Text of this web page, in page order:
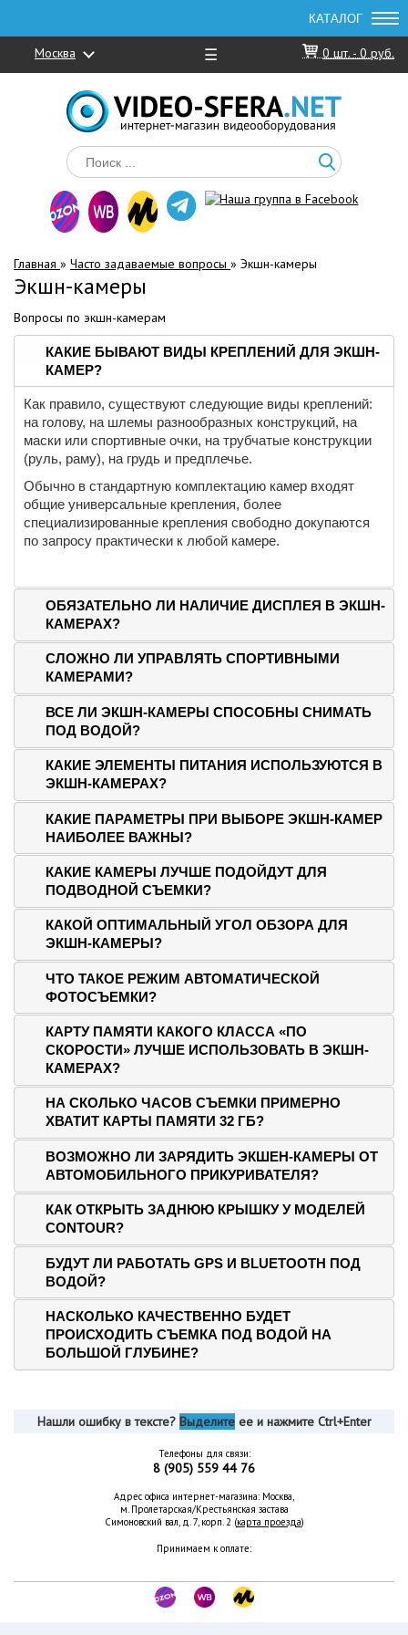
Москва ☰ 0 шт. - 0 руб.
Главная » Часто задаваемые вопросы » Экшн-камеры
Экшн-камеры
Вопросы по экшн-камерам
КАКИЕ БЫВАЮТ ВИДЫ КРЕПЛЕНИЙ ДЛЯ ЭКШН-
КАМЕР?
Как правило, существуют следующие виды креплений:
на голову, на шлемы разнообразных конструкций, на
маски или спортивные очки, на трубчатые конструкции
(руль, раму), на грудь и предплечье.
Обычно в стандартную комплектацию камер входят
общие универсальные крепления, более
специализированные крепления свободно докупаются
по запросу практически к любой камере.
ОБЯЗАТЕЛЬНО ЛИ НАЛИЧИЕ ДИСПЛЕЯ В ЭКШН-
КАМЕРАХ?
СЛОЖНО ЛИ УПРАВЛЯТЬ СПОРТИВНЫМИ
КАМЕРАМИ?
ВСЕ ЛИ ЭКШН-КАМЕРЫ СПОСОБНЫ СНИМАТЬ
ПОД ВОДОЙ?
КАКИЕ ЭЛЕМЕНТЫ ПИТАНИЯ ИСПОЛЬЗУЮТСЯ В
ЭКШН-КАМЕРАХ?
КАКИЕ ПАРАМЕТРЫ ПРИ ВЫБОРЕ ЭКШН-КАМЕР
НАИБОЛЕЕ ВАЖНЫ?
КАКИЕ КАМЕРЫ ЛУЧШЕ ПОДОЙДУТ ДЛЯ
ПОДВОДНОЙ СЪЕМКИ?
КАКОЙ ОПТИМАЛЬНЫЙ УГОЛ ОБЗОРА ДЛЯ
ЭКШН-КАМЕРЫ?
ЧТО ТАКОЕ РЕЖИМ АВТОМАТИЧЕСКОЙ
ФОТОСЪЕМКИ?
КАРТУ ПАМЯТИ КАКОГО КЛАССА «ПО
СКОРОСТИ» ЛУЧШЕ ИСПОЛЬЗОВАТЬ В ЭКШН-
КАМЕРАХ?
НА СКОЛЬКО ЧАСОВ СЪЕМКИ ПРИМЕРНО
ХВАТИТ КАРТЫ ПАМЯТИ 32 ГБ?
ВОЗМОЖНО ЛИ ЗАРЯДИТЬ ЭКШЕН-КАМЕРЫ ОТ
АВТОМОБИЛЬНОГО ПРИКУРИВАТЕЛЯ?
КАК ОТКРЫТЬ ЗАДНЮЮ КРЫШКУ У МОДЕЛЕЙ
CONTOUR?
БУДУТ ЛИ РАБОТАТЬ GPS И BLUETOOTH ПОД
ВОДОЙ?
НАСКОЛЬКО КАЧЕСТВЕННО БУДЕТ
ПРОИСХОДИТЬ СЪЕМКА ПОД ВОДОЙ НА
БОЛЬШОЙ ГЛУБИНЕ?
Нашли ошибку в тексте? Выделитеее и нажмите Ctrl+Enter
Телефоны для связи:
8 (905) 559 44 76
Адрес офиса интернет-магазина: Москва,
м. Пролетарская/Крестьянская застава
Симоновский вал, д. 7, корп. 2 (карта проезда)
Принимаем к оплате: